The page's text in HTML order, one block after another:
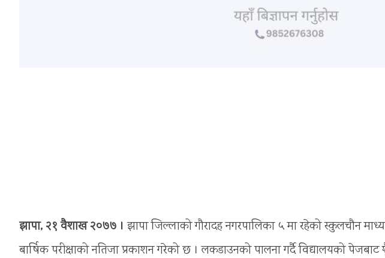
झापा, २१ वैशाख २०७७ । झापा जिल्लाको गौरादह नगरपालिका ५ मा रहेको स्कुलचौन
बार्षिक परीक्षाको नतिजा प्रकाशन गरेको छ । लकडाउनको पालना गर्दै विद्यालयको